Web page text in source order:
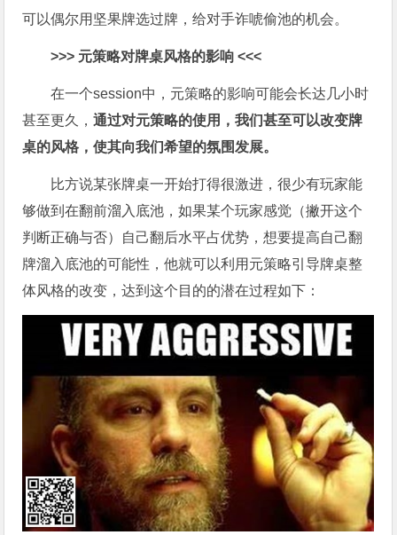
可以偶尔用坚果牌选过牌，给对手诈唬偷池的机会。
>>> 元策略对牌桌风格的影响 <<<
在一个session中，元策略的影响可能会长达几小时
甚至更久，通过对元策略的使用，我们甚至可以改变牌
桌的风格，使其向我们希望的氛围发展。
比方说某张牌桌一开始打得很激进，很少有玩家能
够做到在翻前溜入底池，如果某个玩家感觉（撇开这个
判断正确与否）自己翻后水平占优势，想要提高自己翻
牌溜入底池的可能性，他就可以利用元策略引导牌桌整
体风格的改变，达到这个目的的潜在过程如下：